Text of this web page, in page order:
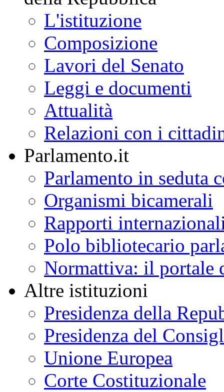
L'istituzione
Composizione
Lavori del Senato
Leggi e documenti
Attualità
Relazioni con i
Parlamento.it
Parlamento in seduta
Organismi bicamerali
Rapporti
Polo bibliotecario
Normattiva: il portale
Altre istituzioni
Presidenza della
Presidenza del
Unione Europea
Corte Costituzionale